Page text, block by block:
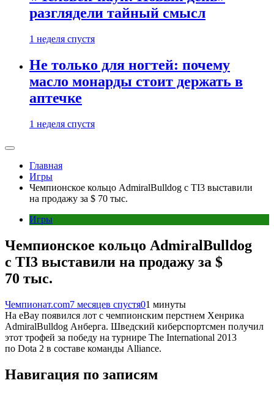
разглядели тайный смысл
1 неделя спустя
Не только для ногтей: почему
масло монарды стоит держать в
аптечке
1 неделя спустя
Главная
Игры
Чемпионское кольцо AdmiralBulldog с TI3 выставили
на продажу за $ 70 тыс.
Игры
Чемпионское кольцо AdmiralBulldog
с TI3 выставили на продажу за $
70 тыс.
Чемпионат.com7 месяцев спустя01 минуты
На eBay появился лот с чемпионским перстнем Хенрика
AdmiralBulldog Анберга. Шведский киберспортсмен получил
этот трофей за победу на турнире The International 2013
по Dota 2 в составе команды Alliance.
Навигация по записям